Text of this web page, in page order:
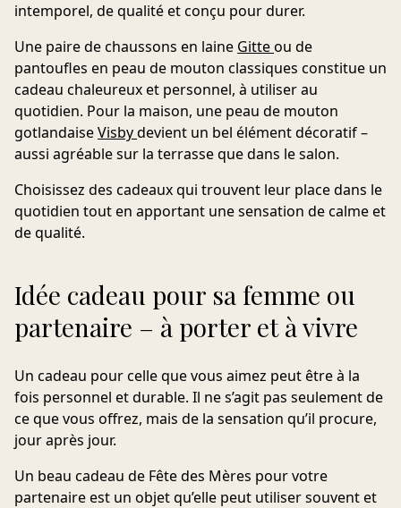
intemporel, de qualité et conçu pour durer.
Une paire dechaussons en laine Gitteou de
pantoufles en peau de mouton classiques constitue un
cadeau chaleureux et personnel, à utiliser au
quotidien. Pour la maison, une peau de mouton
gotlandaiseVisbydevient un bel élément décoratif –
aussi agréable sur la terrasse que dans le salon.
Choisissez des cadeaux qui trouvent leur place dans le
quotidien tout en apportant une sensation de calme et
de qualité.
Idée cadeau pour sa femme ou
partenaire – à porter et à vivre
Un cadeau pour celle que vous aimez peut être à la
fois personnel et durable. Il ne s’agit pas seulement de
ce que vous offrez, mais de la sensation qu’il procure,
jour après jour.
Un beau cadeau de Fête des Mères pour votre
partenaire est un objet qu’elle peut utiliser souvent et